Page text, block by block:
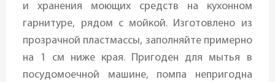
и хранения моющих средств на кухонном
гарнитуре, рядом с мойкой. Изготовлено из
прозрачной пластмассы, заполняйте примерно
на 1 см ниже края. Пригоден для мытья в
посудомоечной машине, помпа непригодна